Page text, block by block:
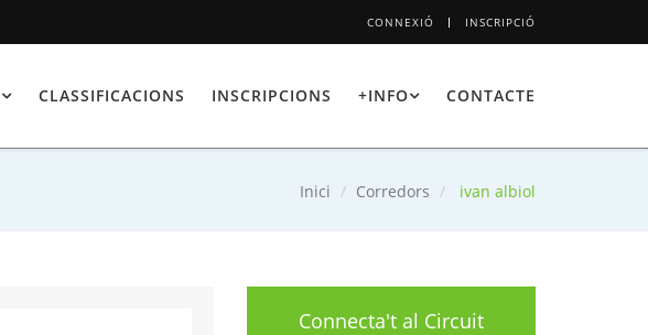
CONNEXIÓ INSCRIPCIÓ
CLASSIFICACIONS INSCRIPCIONS +INFO CONTACTE
Inici Corredors ivan albiol
Connecta't al Circuit